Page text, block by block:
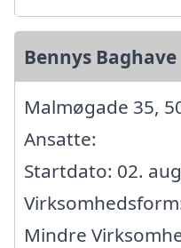
Bennys Baghave
Malmøgade 35,
Ansatte:
Startdato: 02.
Mindre